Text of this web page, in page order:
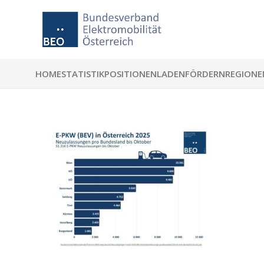
HOMESTATISTIKPOSITIONENLADENFÖRDERN